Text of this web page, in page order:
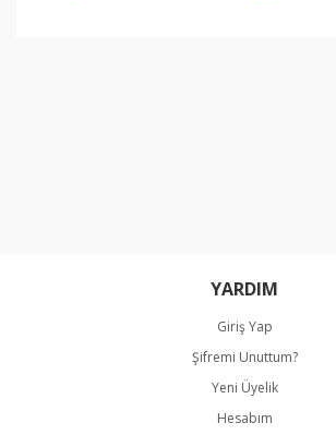
Bu ürüne benzer farklı alternatifler olmalı.
Gönder
YARDIM
Giriş Yap
Şifremi Unuttum?
Yeni Üyelik
Hesabım